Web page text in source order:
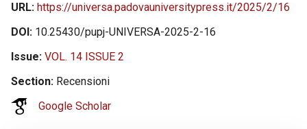
URL https://universa.padovauniversitypress.it/2025/2/16
DOI 10.25430/pupj-UNIVERSA-2025-2-16
Issue VOL. 14 ISSUE 2
Section Recensioni
Google Scholar